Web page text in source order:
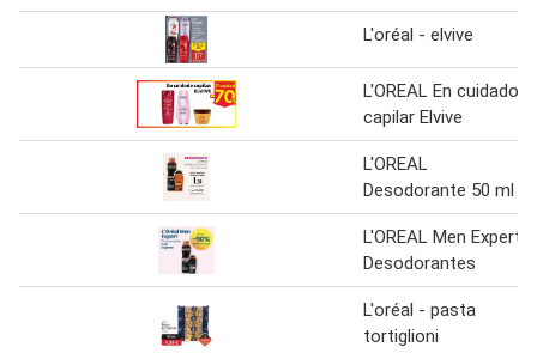
L'oréal - elvive
L'OREAL En cuidado
capilar Elvive
L'OREAL
Desodorante 50 ml
L'OREAL Men Expert
Desodorantes
L'oréal - pasta
tortiglioni